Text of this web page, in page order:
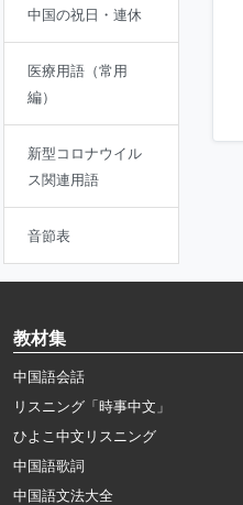
中国の祝日・連休
医療用語（常用
編）
新型コロナウイル
ス関連用語
音節表
教材集
中国語会話
リスニング「時事中文」
ひよこ中文リスニング
中国語歌詞
中国語文法大全